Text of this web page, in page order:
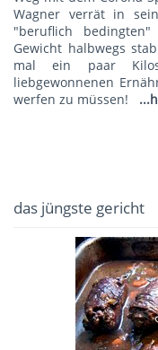
Wagner verrät in
"beruflich
Gewicht halbwegs
mal ein paar
liebgewonnenen
werfen zu müssen!
das jüngste gericht